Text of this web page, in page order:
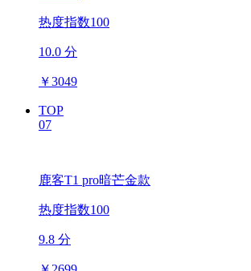
热度指数100
10.0 分
￥3049
TOP
07
鹿客T1 pro暗芒金款
热度指数100
9.8 分